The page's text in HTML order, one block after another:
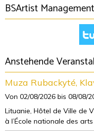
BSArtist Management
Anstehende
Muza Rubackyté,
Von 02/08/2026 bis 08/08/
Lituanie, Hôtel de Ville de
à l’École nationale des arts